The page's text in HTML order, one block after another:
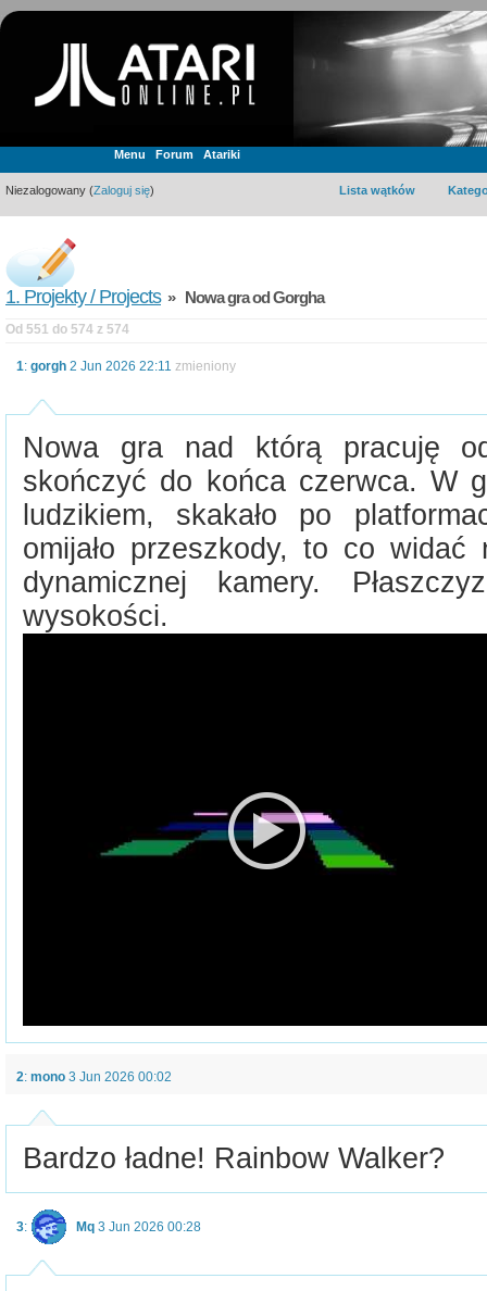
Menu Forum Atariki
Niezalogowany (Zaloguj się) Lista wątków
1. Projekty / Projects» Nowa gra od Gorgha
Od 551 do 574 z 574
1: gorgh 2 Jun 2026 22:11 zmieniony
Nowa gra nad którą pracuję
skończyć do końca czerwca. W
ludzikiem, skakało po
omijało przeszkody, to co
dynamicznej kamery.
wysokości.
2: mono 3 Jun 2026 00:02
Bardzo ładne! Rainbow Walker?
3: Mq 3 Jun 2026 00:28